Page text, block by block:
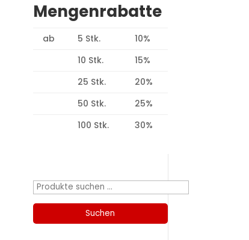
Mengenrabatte
ab 5 Stk.
10%
10 Stk.
15%
25 Stk.
20%
50 Stk.
25%
100 Stk.
30%
Suchen
Suchen